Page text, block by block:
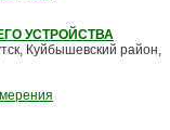
УСТРОЙСТВА
Куйбышевский район,